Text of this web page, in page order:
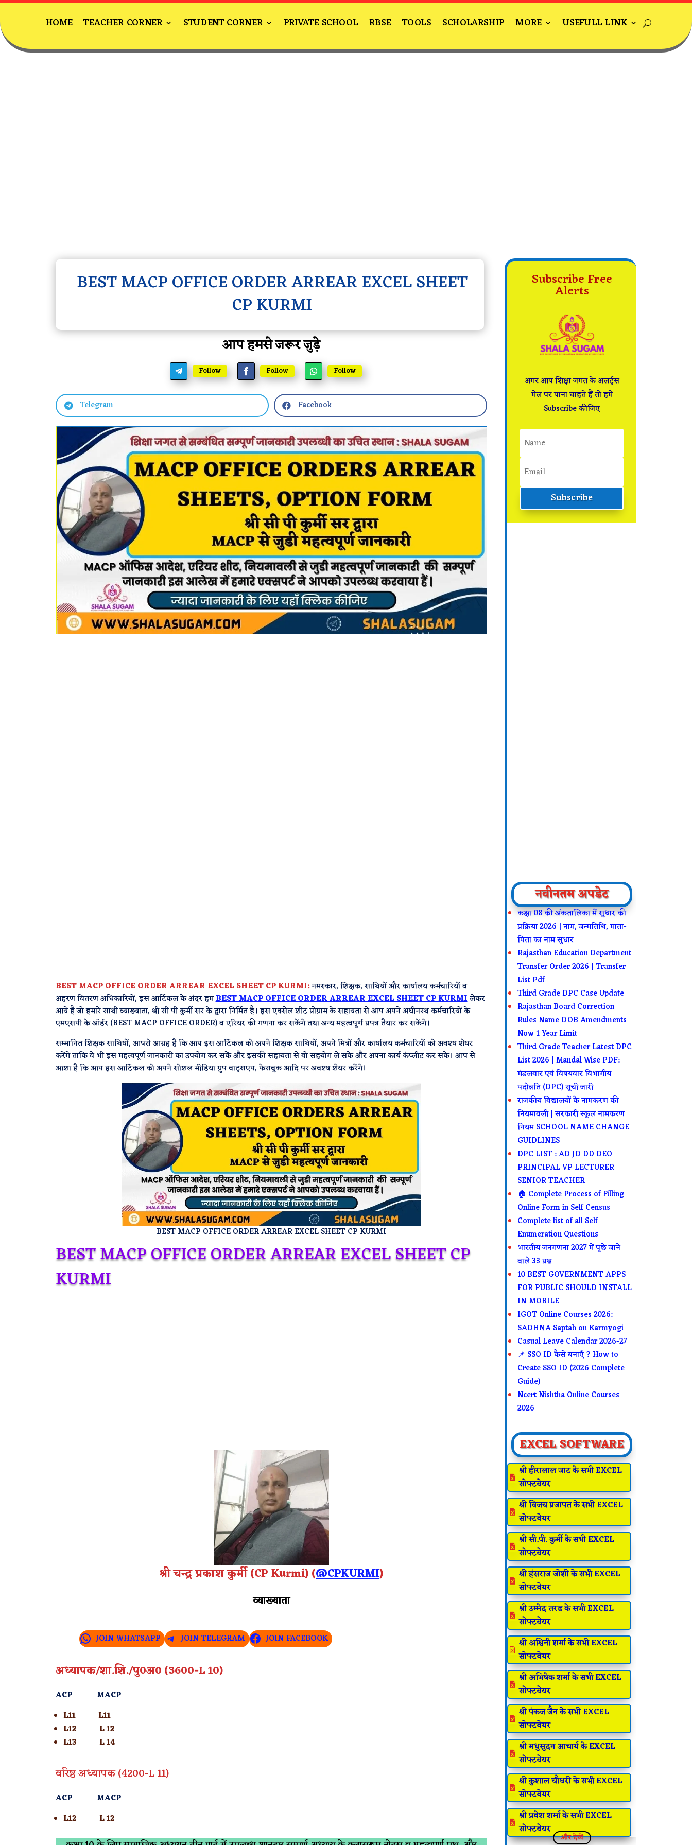
HOME TEACHER CORNER STUDENT CORNER PRIVATE SCHOOL RBSE TOOLS SCHOLARSHIP MORE USEFULL LINK
BEST MACP OFFICE ORDER ARREAR EXCEL SHEET
CP KURMI
आप हमसे जरूर जुड़े
Follow Follow Follow
 Telegram  Facebook
BEST MACP OFFICE ORDER ARREAR EXCEL SHEET CP KURMI:नमस्कार, शिक्षक, साथियों और कार्यालय कर्मचारियों व
अहरण वितरण अधिकारियों, इस आर्टिकल के अंदर हमBEST MACP OFFICE ORDER ARREAR EXCEL SHEET CP KURMIलेकर
आये है जो हमारे साथी व्याख्याता, श्री सी पी कुर्मी सर के द्वारा निर्मित है। इस एक्सेल शीट प्रोग्राम के सहायता से आप अपने अधीनस्थ कर्मचारियों के
एमएसपी के ऑर्डर (BEST MACP OFFICE ORDER) व एरियर की गणना कर सकेंगे तथा अन्य महत्वपूर्ण प्रपत्र तैयार कर सकेंगे।
सम्मानित शिक्षक साथियों, आपसे आग्रह है कि आप इस आर्टिकल को अपने शिक्षक साथियों, अपने मित्रों और कार्यालय कर्मचारियों को अवश्य शेयर
करेंगे ताकि वे भी इस महत्वपूर्ण जानकारी का उपयोग कर सकें और इसकी सहायता से वो सहयोग ले सके और अपना कार्य कंप्लीट कर सके। आप से
आशा है कि आप इस आर्टिकल को अपने सोशल मीडिया ग्रुप वाट्सएप, फेसबुक आदि पर अवश्य शेयर करेंगे।
BEST MACP OFFICE ORDER ARREAR EXCEL SHEET CP KURMI
BEST MACP OFFICE ORDER ARREAR EXCEL SHEET CP
KURMI
श्रीचन्द्र प्रकाश कुर्मी (CP Kurmi) (@CPKURMI)
व्याख्याता
JOIN WHATSAPP JOIN TELEGRAM JOIN FACEBOOK
अध्यापक/शा.शि./पु0अ0 (3600-L 10)
ACP MACP
L11 L11
L12 L 12
L13 L 14
वरिष्ठ अध्यापक (4200-L 11)
ACP MACP
L12 L 12
Subscribe Free
Alerts
अगर आप शिक्षा जगत के अलर्ट्स
मेल पर पाना चाहते हैं तो हमे
Subscribe कीजिए
Subscribe
नवीनतम अपडेट
कक्षा 08 की अंकतालिका में सुधार की
प्रक्रिया 2026 | नाम, जन्मतिथि, माता-
पिता का नाम सुधार
Rajasthan Education Department
Transfer Order 2026 | Transfer
List Pdf
Third Grade DPC Case Update
Rajasthan Board Correction
Rules Name DOB Amendments
Now 1 Year Limit
Third Grade Teacher Latest DPC
List 2026 | Mandal Wise PDF:
मंडलवार एवं विषयवार विभागीय
पदोन्नति (DPC) सूची जारी
राजकीय विद्यालयों के नामकरण की
नियमावली | सरकारी स्कूल नामकरण
नियम SCHOOL NAME CHANGE
GUIDLINES
DPC LIST : AD JD DD DEO
PRINCIPAL VP LECTURER
SENIOR TEACHER
🏠 Complete Process of Filling
Online Form in Self Census
Complete list of all Self
Enumeration Questions
भारतीय जनगणना 2027 में पूछे जाने
वाले 33 प्रश्न
10 BEST GOVERNMENT APPS
FOR PUBLIC SHOULD INSTALL
IN MOBILE
IGOT Online Courses 2026:
SADHNA Saptah on Karmyogi
Casual Leave Calendar 2026-27
📌 SSO ID कैसे बनाएँ ? How to
Create SSO ID (2026 Complete
Guide)
Ncert Nishtha Online Courses
2026
EXCEL SOFTWARE
 श्री हीरालाल जाट के सभी EXCEL
सोफ्टवेयर
 श्री विजय प्रजापत के सभी EXCEL
सोफ्टवेयर
 श्री सी.पी. कुर्मी के सभी EXCEL
सोफ्टवेयर
 श्री हंसराज जोशी के सभी EXCEL
सोफ्टवेयर
 श्री उम्मेद तरड के सभी EXCEL
सोफ्टवेयर
 श्री अश्विनी शर्मा के सभी EXCEL
सोफ्टवेयर
 श्री अभिषेक शर्मा के सभी EXCEL
सोफ्टवेयर
 श्री पंकज जैन के सभी EXCEL
सोफ्टवेयर
 श्री मधुसुदन आचार्य के EXCEL
सोफ्टवेयर
 श्री कुशाल चौधरी के सभी EXCEL
सोफ्टवेयर
 श्री प्रवेश शर्मा के सभी EXCEL
सोफ्टवेयर
और देखें